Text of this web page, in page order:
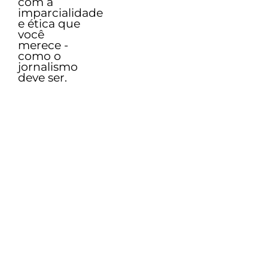
imparcialidade
e ética que
você
merece -
como o
jornalismo
deve ser.